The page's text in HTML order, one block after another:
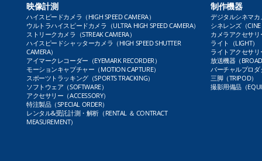
映像計測
ハイスピードカメラ（HIGH SPEED CAMERA）
ウルトラハイスピードカメラ（ULTRA HIGH SPEED CAMERA）
ストリークカメラ（STREAK CAMERA）
ハイスピードシャッターカメラ（HIGH SPEED SHUTTER
CAMERA）
アイマークレコーダー（EYEMARK RECORDER）
モーションキャプチャー（MOTION CAPTURE）
スポーツトラッキング（SPORTS TRACKING）
ソフトウェア（SOFTWARE）
アクセサリー（ACCESSORY）
特注製品（SPECIAL ORDER）
レンタル&受託計測・解析（RENTAL ＆ CONTRACT
MEASUREMENT）
制作機器
デジタルシネマカ
シネレンズ（CINE
カメラアクセサリ
ライト（LIGHT）
ライトアクセサリ
放送機器（
バーチャルプロダ
三脚（TRIPOD）
撮影用備品（